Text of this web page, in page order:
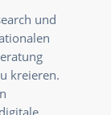
und
kreieren.